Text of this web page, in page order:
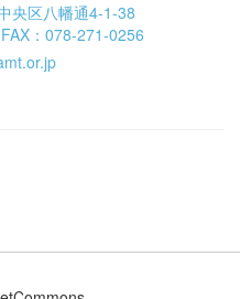
央区八幡通4-1-38
：078-271-0256